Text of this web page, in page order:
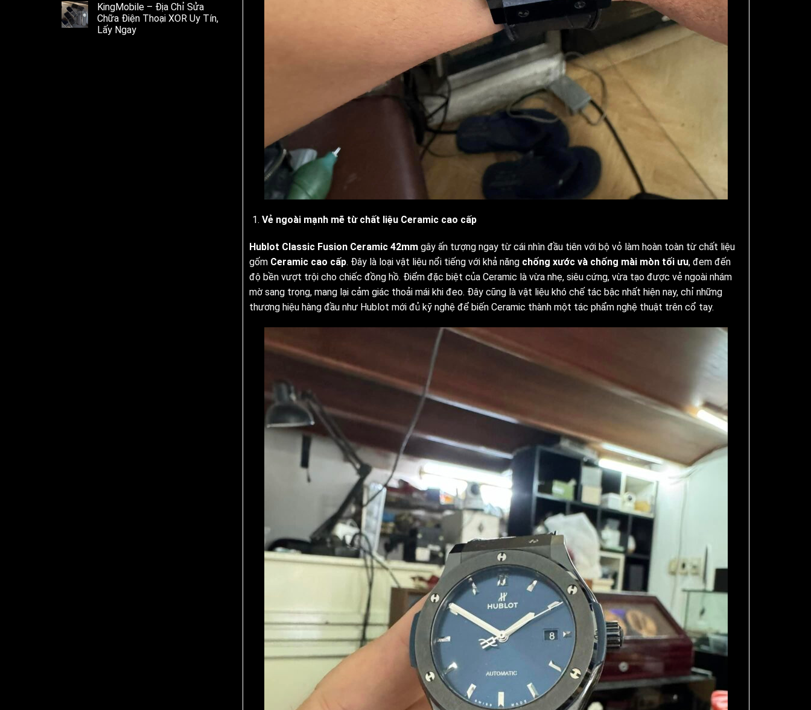
KingMobile – Địa Chỉ Sửa
Chữa Điện Thoại XOR Uy Tín,
Lấy Ngay
Vẻ ngoài mạnh mẽ từ chất liệu Ceramic cao cấp
Hublot Classic Fusion Ceramic 42mm gây ấn tượng ngay từ cái nhìn đầu tiên với bộ vỏ làm hoàn toàn từ chất liệu
gốm Ceramic cao cấp. Đây là loại vật liệu nổi tiếng với khả năng chống xước và chống mài mòn tối ưu, đem đến
độ bền vượt trội cho chiếc đồng hồ. Điểm đặc biệt của Ceramic là vừa nhẹ, siêu cứng, vừa tạo được vẻ ngoài nhám
mờ sang trọng, mang lại cảm giác thoải mái khi đeo. Đây cũng là vật liệu khó chế tác bậc nhất hiện nay, chỉ những
thương hiệu hàng đầu như Hublot mới đủ kỹ nghệ để biến Ceramic thành một tác phẩm nghệ thuật trên cổ tay.